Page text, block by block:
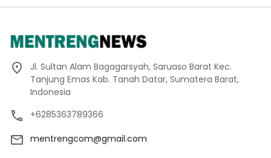
Jl. Sultan Alam Bagagarsyah, Saruaso Barat Kec.
Tanjung Emas Kab. Tanah Datar, Sumatera Barat,
Indonesia
+6285363789366
mentrengcom@gmail.com